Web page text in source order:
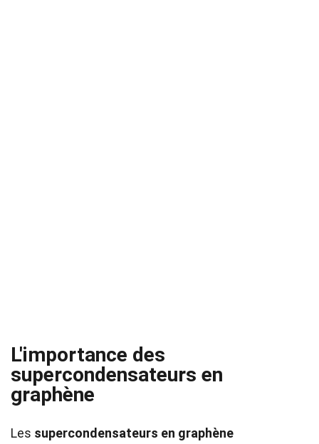
L'importance des
supercondensateurs en
graphène
Les supercondensateurs en graphène